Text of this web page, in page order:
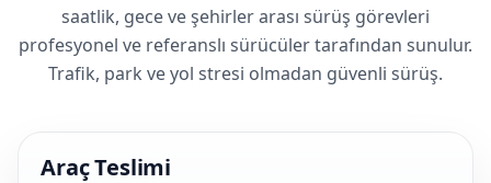
saatlik, gece ve şehirler arası sürüş görevleri
profesyonel ve referanslı sürücüler tarafından sunulur.
Trafik, park ve yol stresi olmadan güvenli sürüş.
Araç Teslimi